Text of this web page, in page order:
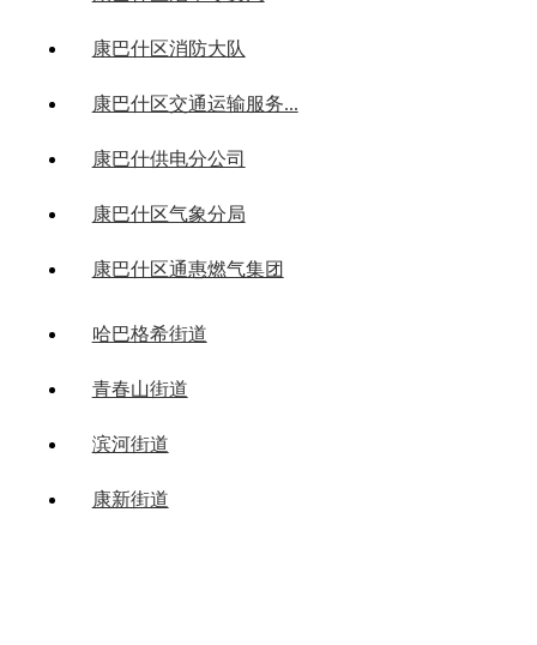
康巴什区消防大队
康巴什区交通运输服务...
康巴什供电分公司
康巴什区气象分局
康巴什区通惠燃气集团
哈巴格希街道
青春山街道
滨河街道
康新街道